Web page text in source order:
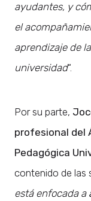
ayudantes, y
el
aprendizaje de
universidad“.
Por su parte,
profesional del
Pedagógica
contenido de las
está enfocada a